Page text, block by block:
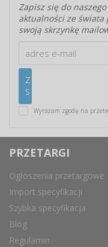
Zapisz się do
aktualności ze
swoją skrzynkę
Wyrażam zgodę na
PRZETARGI
Ogłoszenia przetargowe
Import specyfikacji
Szybka specyfikacja
Blog
Regulamin